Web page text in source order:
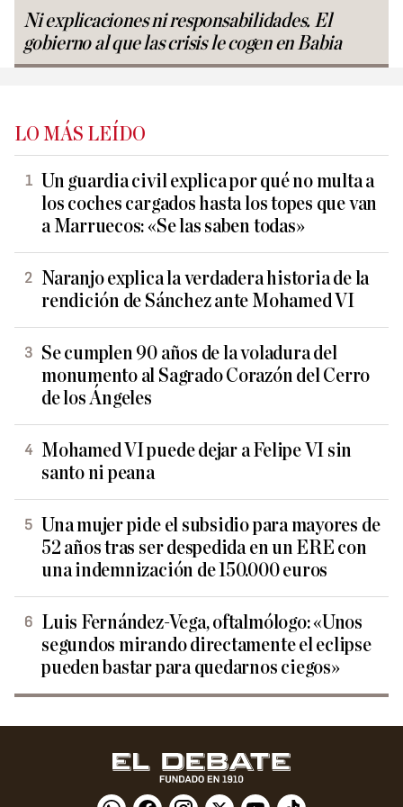
Ni explicaciones ni responsabilidades. El
gobierno al que las crisis le cogen en Babia
LO MÁS LEÍDO
Un guardia civil explica por qué no multa a
los coches cargados hasta los topes que van
a Marruecos: «Se las saben todas»
Naranjo explica la verdadera historia de la
rendición de Sánchez ante Mohamed VI
Se cumplen 90 años de la voladura del
monumento al Sagrado Corazón del Cerro
de los Ángeles
Mohamed VI puede dejar a Felipe VI sin
santo ni peana
Una mujer pide el subsidio para mayores de
52 años tras ser despedida en un ERE con
una indemnización de 150.000 euros
Luis Fernández-Vega, oftalmólogo: «Unos
segundos mirando directamente el eclipse
pueden bastar para quedarnos ciegos»